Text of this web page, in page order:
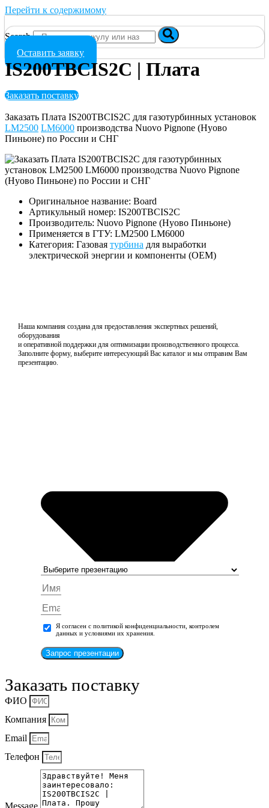
Перейти к содержимому
Search
Оставить заявку
IS200TBCIS2C | Плата
Заказать поставку
Заказать Плата IS200TBCIS2C для газотурбинных установок
LM2500 LM6000 производства Nuovo Pignone (Нуово
Пиньоне) по России и СНГ
Оригинальное название: Board
Артикульный номер: IS200TBCIS2C
Производитель: Nuovo Pignone (Нуово Пиньоне)
Применяется в ГТУ: LM2500 LM6000
Категория: Газовая турбина для выработки
электрической энергии и компоненты (OEM)
Наша компания создана для предоставления экспертных решений,
оборудования
и оперативной поддержки для оптимизации производственного процесса.
Заполните форму, выберите интересующий Вас каталог и мы отправим Вам
презентацию.
Я согласен с политикой конфиденциальности, контролем
данных и условиями их хранения.
Запрос презентации
Заказать поставку
ФИО
Компания
Email
Телефон
Message